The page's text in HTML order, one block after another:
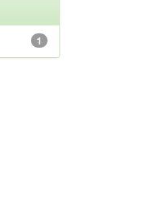
1